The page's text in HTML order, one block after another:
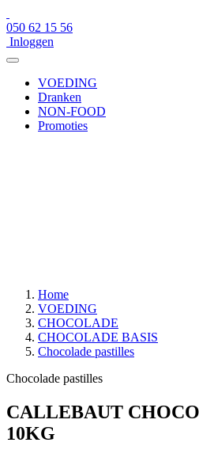
050 62 15 56
Inloggen
VOEDING
Dranken
NON-FOOD
Promoties
Home
VOEDING
CHOCOLADE
CHOCOLADE BASIS
Chocolade pastilles
Chocolade pastilles
CALLEBAUT
10KG